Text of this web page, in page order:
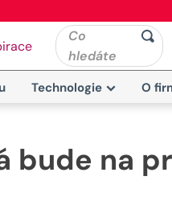
Co
hledáte
Technologie O
bude na